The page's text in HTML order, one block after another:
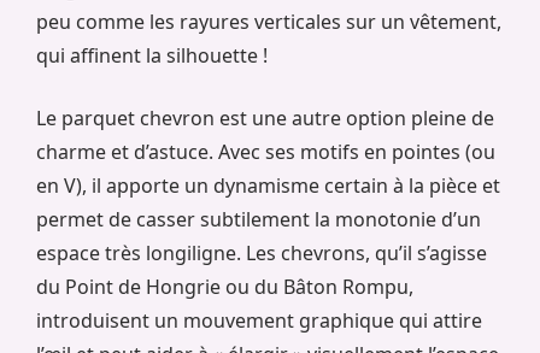
peu comme les rayures verticales sur un vêtement,
qui affinent la silhouette !
Le parquet chevron est une autre option pleine de
charme et d’astuce. Avec ses motifs en pointes (ou
en V), il apporte un dynamisme certain à la pièce et
permet de casser subtilement la monotonie d’un
espace très longiligne. Les chevrons, qu’il s’agisse
du Point de Hongrie ou du Bâton Rompu,
introduisent un mouvement graphique qui attire